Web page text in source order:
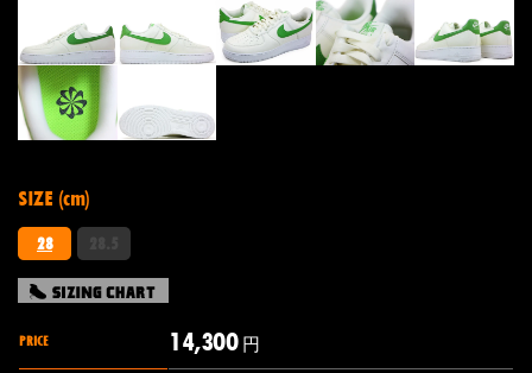
SIZE (cm)
28
PRICE 14,300円